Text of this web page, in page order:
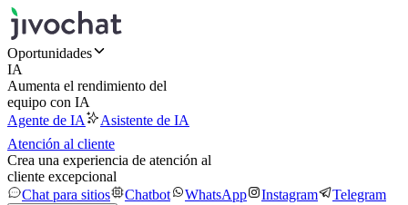
Oportunidades
IA
Aumenta el rendimiento del
equipo con IA
Agente de IA
Asistente de IA
Atención al cliente
Crea una experiencia de atención al
cliente excepcional
Chat para sitios
Chatbot WhatsApp Instagram Telegram